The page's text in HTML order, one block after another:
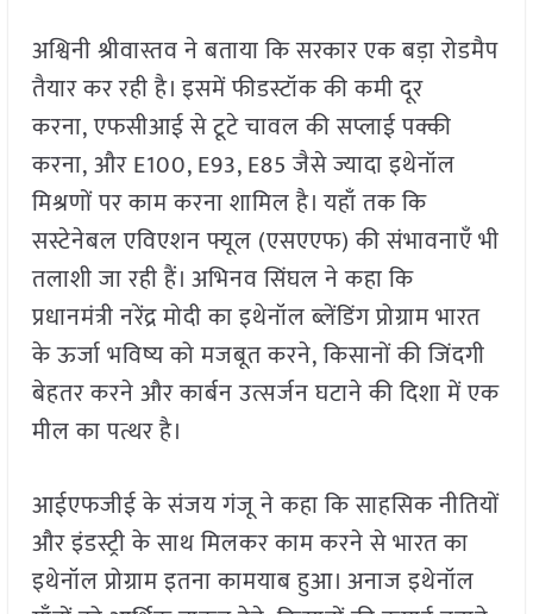
अश्विनी श्रीवास्तव ने बताया कि सरकार एक बड़ा रोडमैप
तैयार कर रही है। इसमें फीडस्टॉक की कमी दूर
करना, एफसीआई से टूटे चावल की सप्लाई पक्की
करना, और E100, E93, E85 जैसे ज्यादा इथेनॉल
मिश्रणों पर काम करना शामिल है। यहाँ तक कि
सस्टेनेबल एविएशन फ्यूल (एसएएफ) की संभावनाएँ भी
तलाशी जा रही हैं। अभिनव सिंघल ने कहा कि
प्रधानमंत्री नरेंद्र मोदी का इथेनॉल ब्लेंडिंग प्रोग्राम भारत
के ऊर्जा भविष्य को मजबूत करने, किसानों की जिंदगी
बेहतर करने और कार्बन उत्सर्जन घटाने की दिशा में एक
मील का पत्थर है।
आईएफजीई के संजय गंजू ने कहा कि साहसिक नीतियों
और इंडस्ट्री के साथ मिलकर काम करने से भारत का
इथेनॉल प्रोग्राम इतना कामयाब हुआ। अनाज इथेनॉल